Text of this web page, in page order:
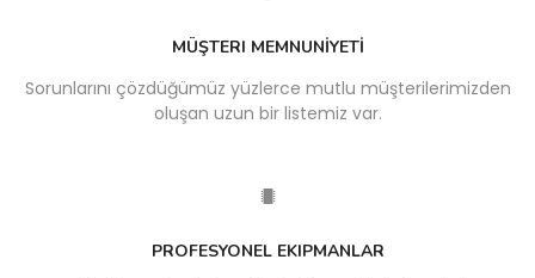
MÜŞTERI MEMNUNİYETİ
Sorunlarını çözdüğümüz yüzlerce mutlu müşterilerimizden
oluşan uzun bir listemiz var.
PROFESYONEL EKIPMANLAR